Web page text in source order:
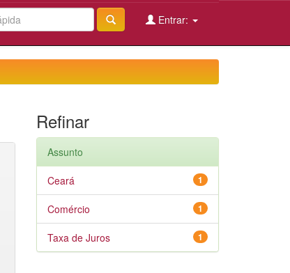
Entrar:
Refinar
Assunto
1
Ceará
1
Comércio
1
Taxa de Juros